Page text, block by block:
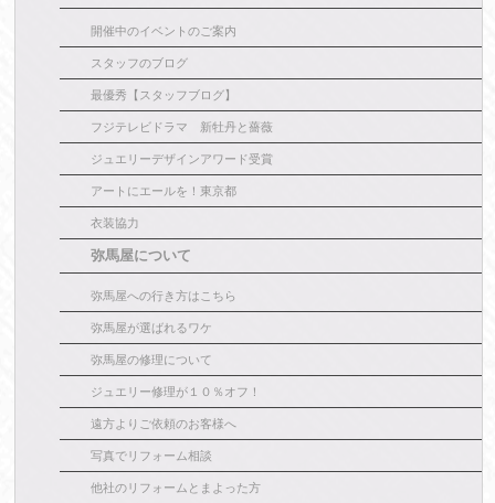
開催中のイベントのご案内
スタッフのブログ
最優秀【スタッフブログ】
フジテレビドラマ 新牡丹と薔薇
ジュエリーデザインアワード受賞
アートにエールを！東京都
衣装協力
弥馬屋について
弥馬屋への行き方はこちら
弥馬屋が選ばれるワケ
弥馬屋の修理について
ジュエリー修理が１０％オフ！
遠方よりご依頼のお客様へ
写真でリフォーム相談
他社のリフォームとまよった方